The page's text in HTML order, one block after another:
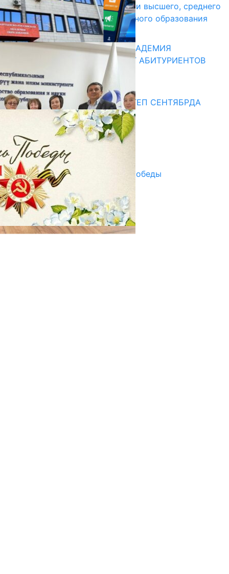
образовательные организации высшего, среднего
и начального профессионального образования
13.07.2026
КЫРГЫЗКО-РОССИЙСКАЯ АКАДЕМИЯ
ОБРАЗОВАНИЯ ПРИГЛАШАЕТ АБИТУРИЕНТОВ
10.07.2026
Медиа
СУЗАКТА 750 ОРУНДУУ МЕКТЕП СЕНТЯБРДА
ПАЙДАЛАНУУГА БЕРИЛЕТ
07.08.2025
Улуу Жеңиштин жандуу сөзү
29.04.2025
Награды в преддверии Дня Победы
29.04.2025